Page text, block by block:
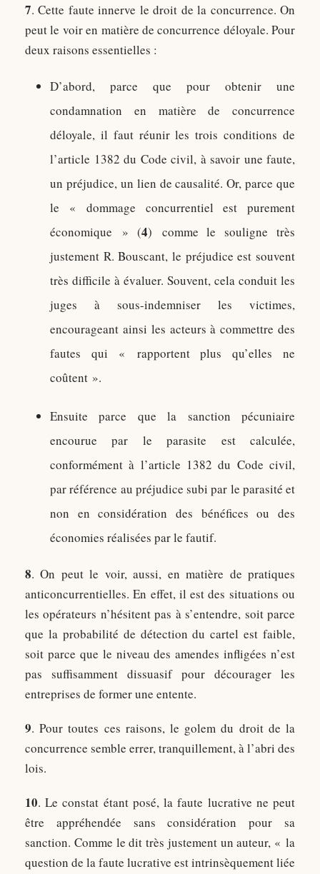
7. Cette faute innerve le droit de la concurrence. On
peut le voir en matière de concurrence déloyale. Pour
deux raisons essentielles :
D’abord, parce que pour obtenir une
condamnation en matière de concurrence
déloyale, il faut réunir les trois conditions de
l’article 1382 du Code civil, à savoir une faute,
un préjudice, un lien de causalité. Or, parce que
le « dommage concurrentiel est purement
économique » (4) comme le souligne très
justement R. Bouscant, le préjudice est souvent
très difficile à évaluer. Souvent, cela conduit les
juges à sous-indemniser les victimes,
encourageant ainsi les acteurs à commettre des
fautes qui « rapportent plus qu’elles ne
coûtent ».
Ensuite parce que la sanction pécuniaire
encourue par le parasite est calculée,
conformément à l’article 1382 du Code civil,
par référence au préjudice subi par le parasité et
non en considération des bénéfices ou des
économies réalisées par le fautif.
8. On peut le voir, aussi, en matière de pratiques
anticoncurrentielles. En effet, il est des situations ou
les opérateurs n’hésitent pas à s’entendre, soit parce
que la probabilité de détection du cartel est faible,
soit parce que le niveau des amendes infligées n’est
pas suffisamment dissuasif pour décourager les
entreprises de former une entente.
9. Pour toutes ces raisons, le golem du droit de la
concurrence semble errer, tranquillement, à l’abri des
lois.
10. Le constat étant posé, la faute lucrative ne peut
être appréhendée sans considération pour sa
sanction. Comme le dit très justement un auteur, « la
question de la faute lucrative est intrinsèquement liée